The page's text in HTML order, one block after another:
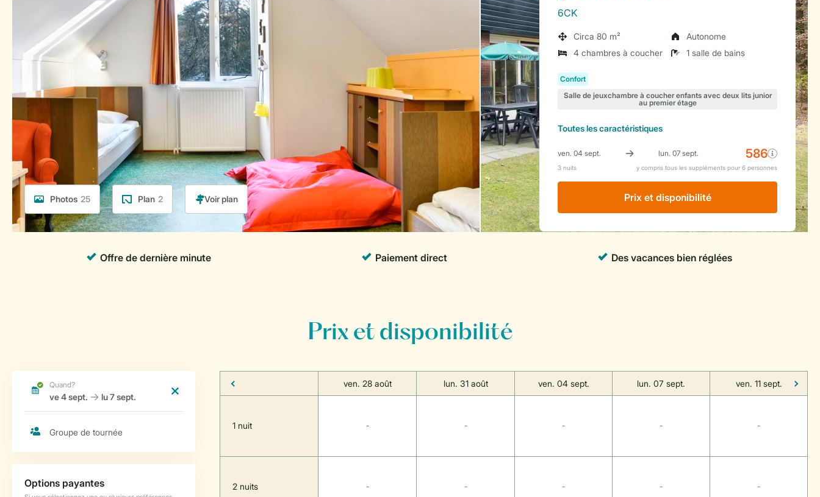
Photos 25 Plan 2
6CK
Circa 80 m²
Autonome
4 chambres à coucher
1 salle de bains
Toutesles caractéristiques
Prix ​​et disponibilité
Prix et disponibilité
ven. 28 août lun. 31 août ven. 04 sept. lun. 07 sept. ven. 11 sept.
1 nuit - - - - -
2 nuits - - - - -